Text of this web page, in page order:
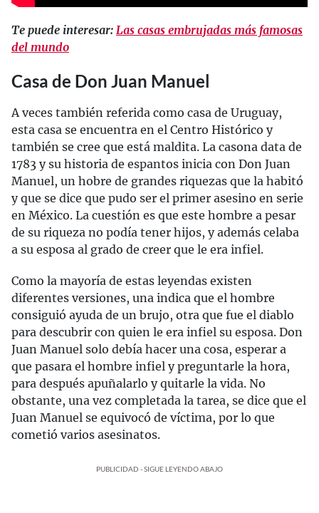
Te puede interesar: Las casas embrujadas más famosas
del mundo
Casa de Don Juan Manuel
A veces también referida como casa de Uruguay,
esta casa se encuentra en el Centro Histórico y
también se cree que está maldita. La casona data de
1783 y su historia de espantos inicia con Don Juan
Manuel, un hobre de grandes riquezas que la habitó
y que se dice que pudo ser el primer asesino en serie
en México. La cuestión es que este hombre a pesar
de su riqueza no podía tener hijos, y además celaba
a su esposa al grado de creer que le era infiel.
Como la mayoría de estas leyendas existen
diferentes versiones, una indica que el hombre
consiguió ayuda de un brujo, otra que fue el diablo
para descubrir con quien le era infiel su esposa. Don
Juan Manuel solo debía hacer una cosa, esperar a
que pasara el hombre infiel y preguntarle la hora,
para después apuñalarlo y quitarle la vida. No
obstante, una vez completada la tarea, se dice que el
Juan Manuel se equivocó de víctima, por lo que
cometió varios asesinatos.
PUBLICIDAD - SIGUE LEYENDO ABAJO